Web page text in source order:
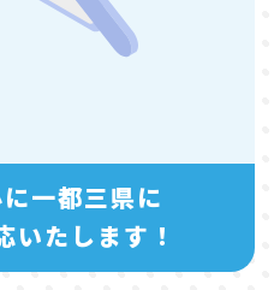
一都三県に
いたします！